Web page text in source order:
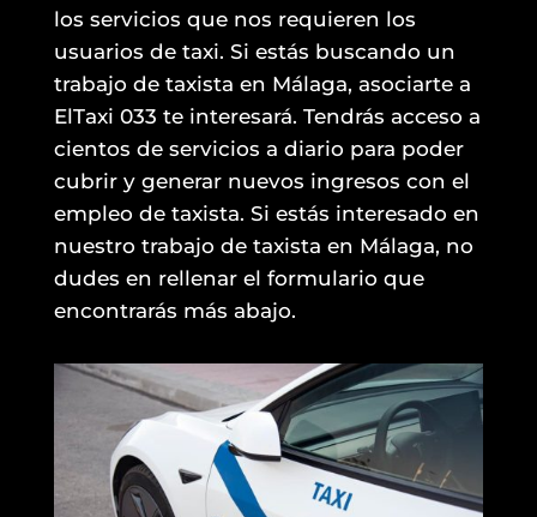
los servicios que nos requieren los
usuarios de taxi. Si estás buscando un
trabajo de taxista en Málaga, asociarte a
ElTaxi 033 te interesará. Tendrás acceso a
cientos de servicios a diario para poder
cubrir y generar nuevos ingresos con el
empleo de taxista. Si estás interesado en
nuestro trabajo de taxista en Málaga, no
dudes en rellenar el formulario que
encontrarás más abajo.